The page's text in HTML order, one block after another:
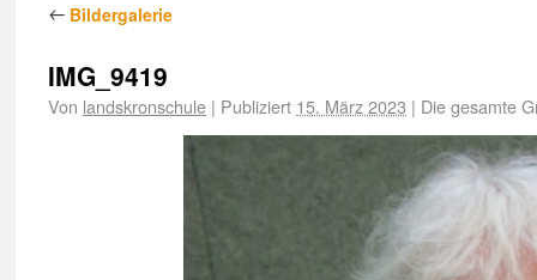
← Bildergalerie
IMG_9419
Von landskronschule | Publiziert 15. März 2023 | Die gesamte